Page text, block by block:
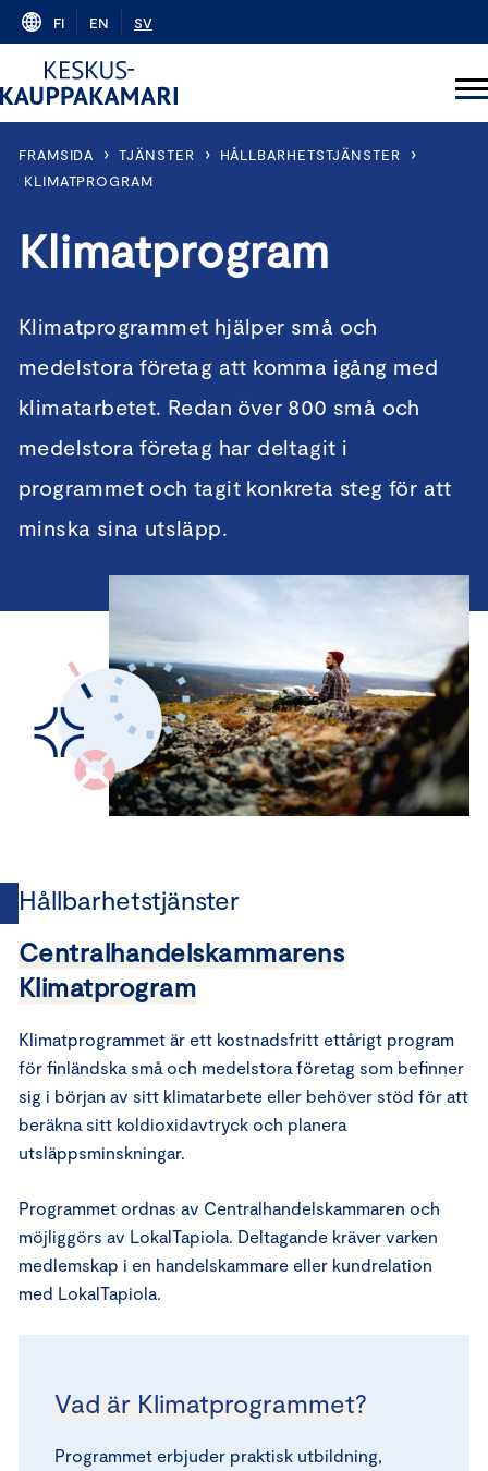
Skip
content
FI EN SV
FRAMSIDA › TJÄNSTER › HÅLLBARHETSTJÄNSTER ›
KLIMATPROGRAM
Klimatprogram
Klimatprogrammet hjälper små och
medelstora företag att komma igång med
klimatarbetet. Redan över 800 små och
medelstora företag har deltagit i
programmet och tagit konkreta steg för att
minska sina utsläpp.
Hållbarhetstjänster
Centralhandelskammarens
Klimatprogram
Klimatprogrammet är ett kostnadsfritt ettårigt program
för finländska små och medelstora företag som befinner
sig i början av sitt klimatarbete eller behöver stöd för att
beräkna sitt koldioxidavtryck och planera
utsläppsminskningar.
Programmet ordnas av Centralhandelskammaren och
möjliggörs av LokalTapiola. Deltagande kräver varken
medlemskap i en handelskammare eller kundrelation
med LokalTapiola.
Vad är Klimatprogrammet?
Programmet erbjuder praktisk utbildning,